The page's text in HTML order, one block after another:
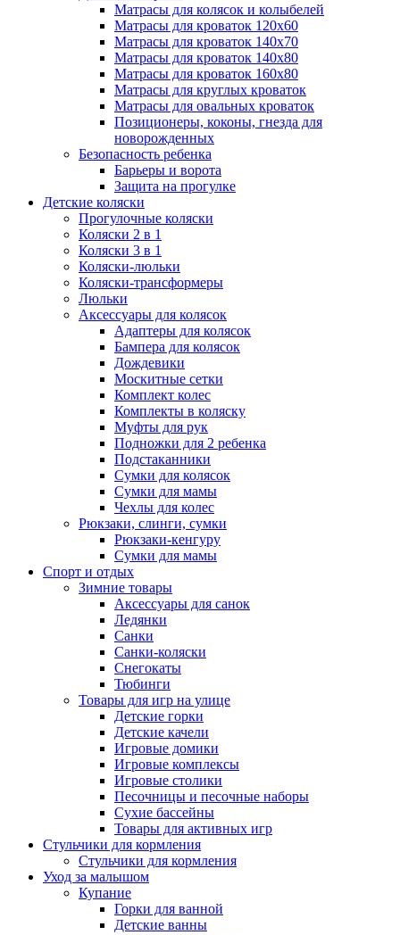
Матрасы для колясок и колыбелей
Матрасы для кроваток 120х60
Матрасы для кроваток 140х70
Матрасы для кроваток 140х80
Матрасы для кроваток 160х80
Матрасы для круглых кроваток
Матрасы для овальных кроваток
Позиционеры, коконы, гнезда для
новорожденных
Безопасность ребенка
Барьеры и ворота
Защита на прогулке
Детские коляски
Прогулочные коляски
Коляски 2 в 1
Коляски 3 в 1
Коляски-люльки
Коляски-трансформеры
Люльки
Аксессуары для колясок
Адаптеры для колясок
Бампера для колясок
Дождевики
Москитные сетки
Комплект колес
Комплекты в коляску
Муфты для рук
Подножки для 2 ребенка
Подстаканники
Сумки для колясок
Сумки для мамы
Чехлы для колес
Рюкзаки, слинги, сумки
Рюкзаки-кенгуру
Сумки для мамы
Спорт и отдых
Зимние товары
Аксессуары для санок
Ледянки
Санки
Санки-коляски
Снегокаты
Тюбинги
Товары для игр на улице
Детские горки
Детские качели
Игровые домики
Игровые комплексы
Игровые столики
Песочницы и песочные наборы
Сухие бассейны
Товары для активных игр
Стульчики для кормления
Стульчики для кормления
Уход за малышом
Купание
Горки для ванной
Детские ванны